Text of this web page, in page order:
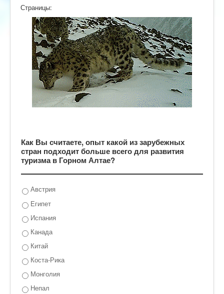
Страницы:
Как Вы считаете, опыт какой из зарубежных
стран подходит больше всего для развития
туризма в Горном Алтае?
Австрия
Египет
Испания
Канада
Китай
Коста-Рика
Монголия
Непал